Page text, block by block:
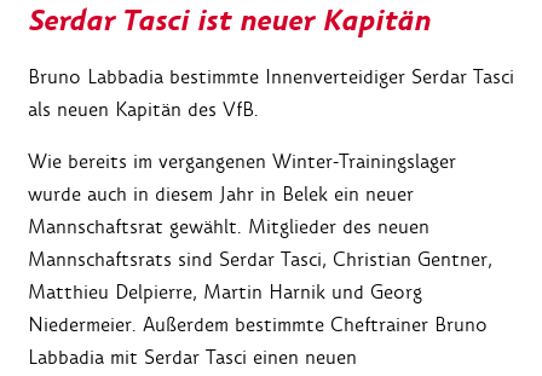
Serdar Tasci ist neuer Kapitän
Bruno Labbadia bestimmte Innenverteidiger Serdar Tasci
als neuen Kapitän des VfB.
Wie bereits im vergangenen Winter-Trainingslager
wurde auch in diesem Jahr in Belek ein neuer
Mannschaftsrat gewählt. Mitglieder des neuen
Mannschaftsrats sind Serdar Tasci, Christian Gentner,
Matthieu Delpierre, Martin Harnik und Georg
Niedermeier. Außerdem bestimmte Cheftrainer Bruno
Labbadia mit Serdar Tasci einen neuen